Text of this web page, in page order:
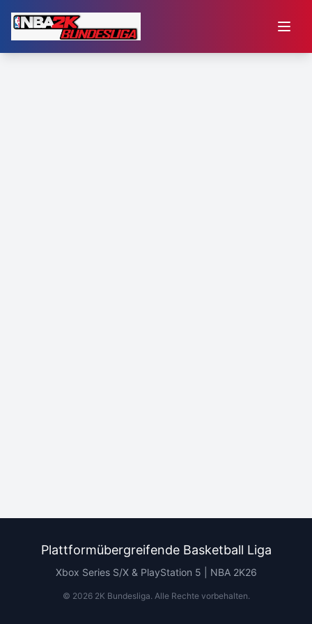
Plattformübergreifende Basketball Liga
Xbox Series S/X & PlayStation 5 | NBA 2K26
© 20262K Bundesliga. Alle Rechte vorbehalten.